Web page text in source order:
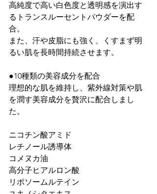
高純度で高い白色度と透明感を演出す
るトランスルーセントパウダーを配
合。
また、汗や皮脂にも強く、くすまず明
るい肌を長時間持続させます。
●10種類の美容成分を配合
理想的な肌を維持し、紫外線対策や肌
を潤す美容成分を贅沢に配合しまし
た。
ニコチン酸アミド
レチノール誘導体
コメヌカ油
高分子ヒアルロン酸
リポソームルテイン